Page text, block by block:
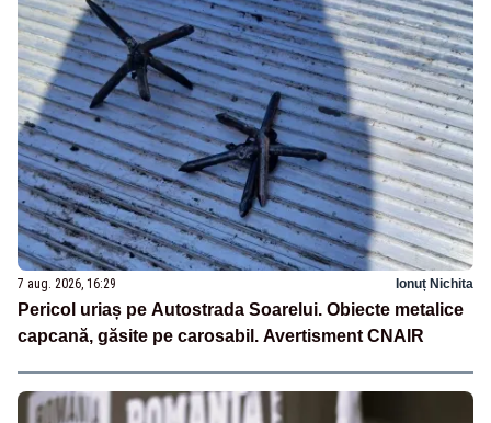
7 aug. 2026, 16:29 Ionuț Nichita
Pericol uriaș pe Autostrada Soarelui. Obiecte metalice
capcană, găsite pe carosabil. Avertisment CNAIR